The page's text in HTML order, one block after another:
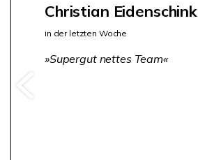
Christian Eidenschink
in der letzten Woche
Supergut nettes Team